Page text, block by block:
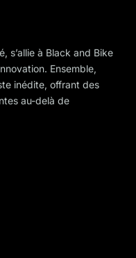
s’allie à Black and Bike
Ensemble,
inédite, offrant des
au-delà de